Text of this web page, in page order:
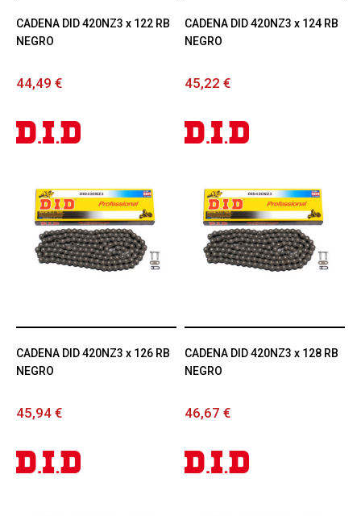
CADENA DID 420NZ3 x 122 RB
NEGRO
44,49 €
CADENA DID 420NZ3 x 124 RB
NEGRO
45,22 €
CADENA DID 420NZ3 x 126 RB
NEGRO
45,94 €
CADENA DID 420NZ3 x 128 RB
NEGRO
46,67 €